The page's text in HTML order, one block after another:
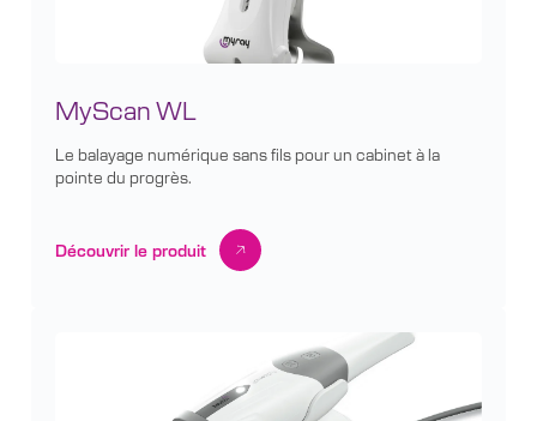
MyScan WL
Le balayage numérique sans fils pour un cabinet à la
pointe du progrès.
Découvrir le produit